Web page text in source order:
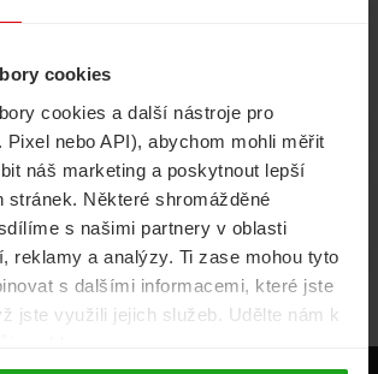
cookies
cookies a další nástroje pro
Pixel nebo API), abychom mohli měřit
náš marketing a poskytnout lepší
stránek. Některé shromážděné
s našimi partnery v oblasti
reklamy a analýzy. Ti zase mohou tyto
s dalšími informacemi, které jste
jste využili jejich služeb. Udělte nám k
TV
Energie